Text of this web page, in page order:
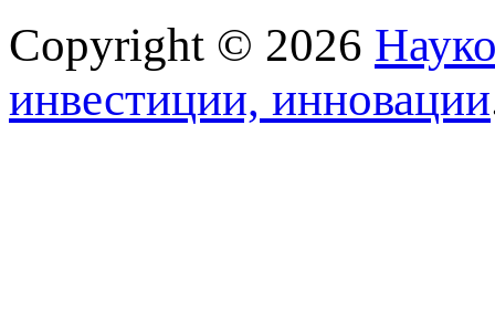
Copyright © 2026
инвестиции, инновации